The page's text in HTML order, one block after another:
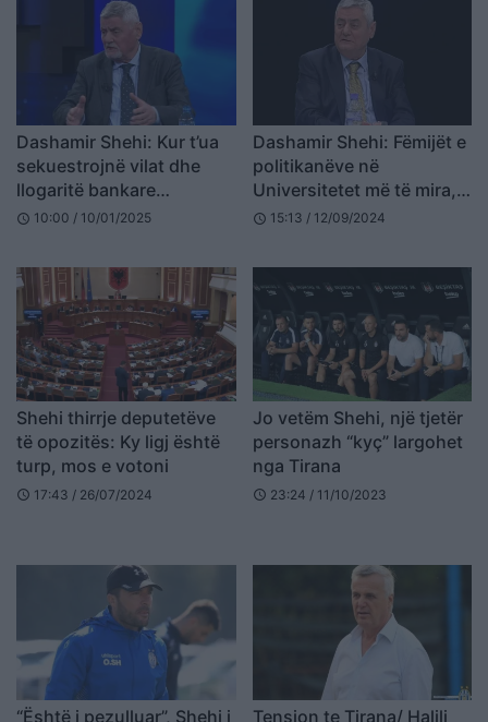
Dashamir Shehi: Kur t’ua
sekuestrojnë vilat dhe
llogaritë bankare
politikanëve, atëherë ka
schedule 10:00 / 10/01/2025
Dashamir Shehi: Fëmijët e
politikanëve në
Universitetet më të mira,
kur s’mbush fëmija,
schedule 15:13 / 12/09/2024
Shehi thirrje deputetëve
të opozitës: Ky ligj është
turp, mos e votoni
schedule 17:43 / 26/07/2024
Jo vetëm Shehi, një tjetër
personazh “kyç” largohet
nga Tirana
schedule 23:24 / 11/10/2023
“Është i pezulluar”, Shehi i
Tension te Tirana/ Halili